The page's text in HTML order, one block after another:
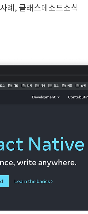
례, 클래스메소드소식